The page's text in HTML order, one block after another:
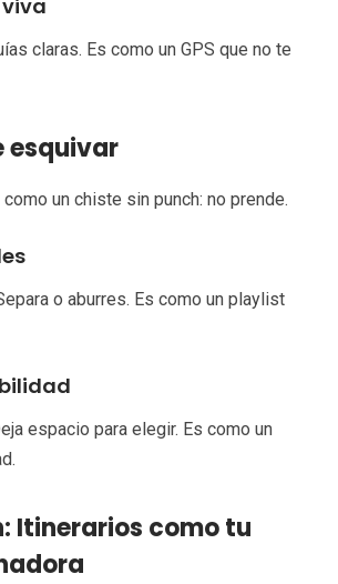
claras. Es como un GPS que no te
esquivar
un chiste sin punch: no prende.
o aburres. Es como un playlist
espacio para elegir. Es como un
Itinerarios como tu